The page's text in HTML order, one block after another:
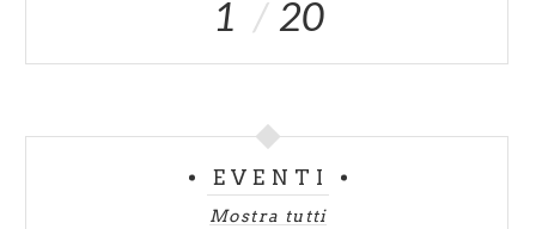
1 20
EVENTI
Mostra tutti